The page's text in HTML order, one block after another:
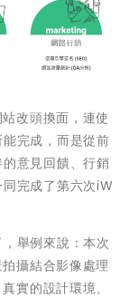
改頭換面，連使
完成，而是從前
意見回饋、行銷
完成了第六次iW
舉例來說：本次
攝結合影像處理
實的設計環境、